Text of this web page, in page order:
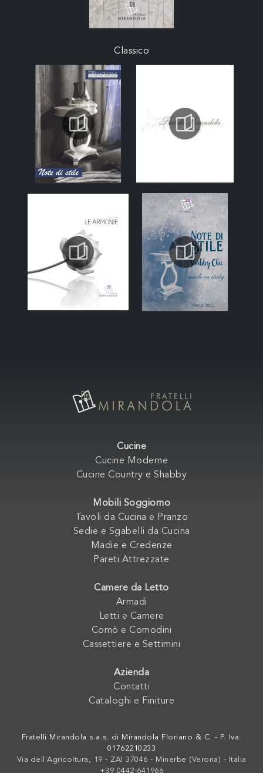
Classico
Cucine
Cucine Moderne
Cucine Country e Shabby
Mobili Soggiorno
Tavoli da Cucina e Pranzo
Sedie e Sgabelli da Cucina
Madie e Credenze
Pareti Attrezzate
Camere da Letto
Armadi
Letti e Camere
Comò e Comodini
Cassettiere e Settimini
Azienda
Contatti
Cataloghi e Finiture
Fratelli Mirandola s.a.s. di Mirandola Floriano & C. - P. Iva:
01762210233
Via dell'Agricoltura, 19 - ZAI 37046 - Minerbe (Verona) - Italia
+39 0442-641966